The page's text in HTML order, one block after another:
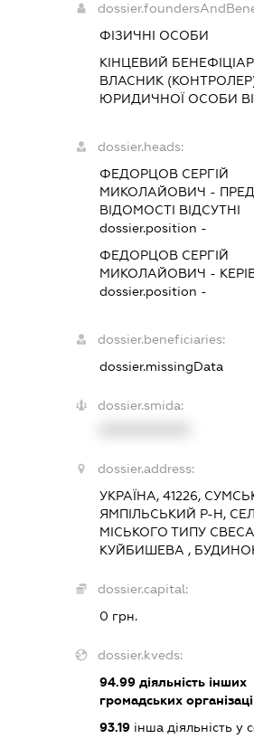
ФІЗИЧНІ ОСОБИ
КІНЦЕВИЙ
ВЛАСНИК
ЮРИДИЧНОЇ ОСОБИ
dossier.heads:
ФЕДОРЦОВ СЕРГІЙ
МИКОЛАЙОВИЧ -
ВІДОМОСТІ ВІДСУТНІ
dossier.position -
ФЕДОРЦОВ СЕРГІЙ
МИКОЛАЙОВИЧ -
dossier.position -
dossier.beneficiaries:
dossier.missingData
dossier.smida:
dossier.address:
УКРАЇНА, 41226,
ЯМПІЛЬСЬКИЙ Р-Н,
МІСЬКОГО ТИПУ
КУЙБИШЕВА ,
dossier.capital:
0 грн.
dossier.kveds:
94.99 діяльність інших
громадських
93.19 інша діяльність у